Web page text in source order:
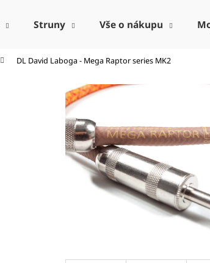
Struny Vše o nákupu
DL David Laboga - Mega Raptor series MK2
Co potřebujete najít?
Doporučujeme